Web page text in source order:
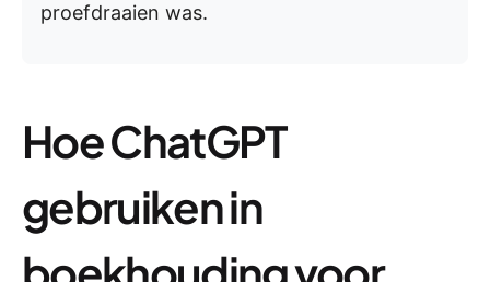
proefdraaien was.
Hoe ChatGPT
gebruiken in